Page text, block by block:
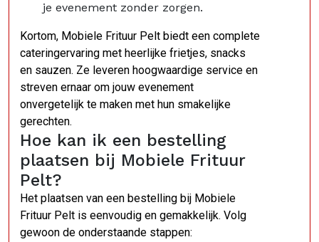
je evenement zonder zorgen.
Kortom, Mobiele Frituur Pelt biedt een complete
cateringervaring met heerlijke frietjes, snacks
en sauzen. Ze leveren hoogwaardige service en
streven ernaar om jouw evenement
onvergetelijk te maken met hun smakelijke
gerechten.
Hoe kan ik een bestelling
plaatsen bij Mobiele Frituur
Pelt?
Het plaatsen van een bestelling bij Mobiele
Frituur Pelt is eenvoudig en gemakkelijk. Volg
gewoon de onderstaande stappen: